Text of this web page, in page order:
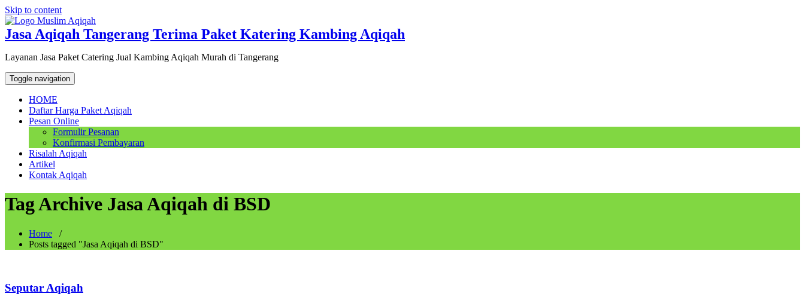
Skip to content
Jasa Aqiqah Tangerang Terima Paket Katering Kambing Aqiqah
Layanan Jasa Paket Catering Jual Kambing Aqiqah Murah di Tangerang
Toggle navigation
HOME
Daftar Harga Paket Aqiqah
Pesan Online
Formulir Pesanan
Konfirmasi Pembayaran
Risalah Aqiqah
Artikel
Kontak Aqiqah
Tag Archive Jasa Aqiqah di BSD
Home /
Posts tagged "Jasa Aqiqah di BSD"
Seputar Aqiqah